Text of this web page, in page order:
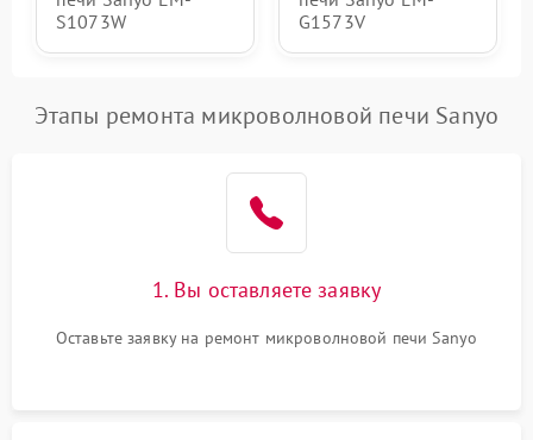
S1073W
G1573V
Этапы ремонта микроволновой печи Sanyo
1. Вы оставляете заявку
Оставьте заявку на ремонт микроволновой печи Sanyo